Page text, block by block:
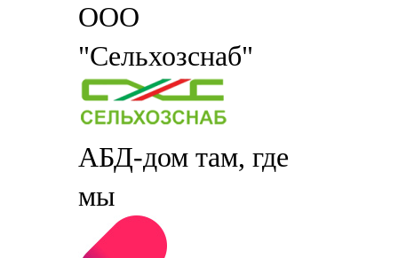
ООО
"Сельхозснаб"
АБД-дом там, где
мы